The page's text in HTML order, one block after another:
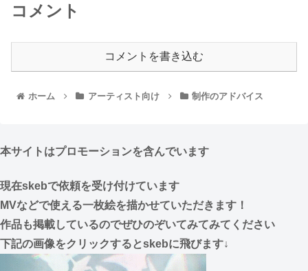
コメント
コメントを書き込む
ホーム アーティスト向け 制作のアドバイス
本サイトはプロモーションを含んでいます
現在skebで依頼を受け付けています
MVなどで使える一枚絵を描かせていただきます！
作品も掲載しているのでぜひのぞいてみてみてください
下記の画像をクリックするとskebに飛びます↓